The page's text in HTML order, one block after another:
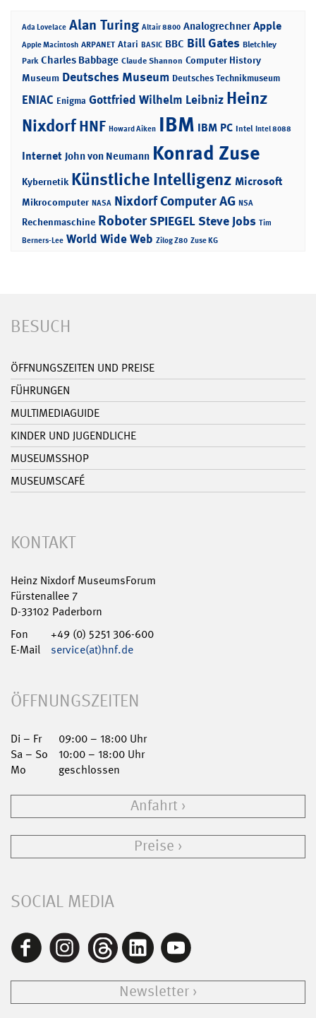
Ada Lovelace Alan Turing Altair 8800 Analogrechner Apple
Apple Macintosh ARPANET Atari BASIC BBC Bill Gates Bletchley
Park Charles Babbage Claude Shannon Computer History
Museum Deutsches Museum Deutsches Technikmuseum
ENIAC Enigma Gottfried Wilhelm Leibniz Heinz
NixdorfHNF Howard Aiken IBM IBM PC Intel Intel 8088
Internet John von Neumann Konrad Zuse
Kybernetik Künstliche Intelligenz Microsoft
Mikrocomputer NASA Nixdorf Computer AG NSA
Rechenmaschine RoboterSPIEGELSteve Jobs Tim
Berners-Lee World Wide Web Zilog Z80 Zuse KG
BESUCH
ÖFFNUNGSZEITEN UND PREISE
FÜHRUNGEN
MULTIMEDIAGUIDE
KINDER UND JUGENDLICHE
MUSEUMSSHOP
MUSEUMSCAFÉ
KONTAKT
Heinz Nixdorf MuseumsForum
Fürstenallee 7
D-33102 Paderborn
Fon
+49 (0) 5251 306-600
E-Mail
service(at)hnf.de
ÖFFNUNGSZEITEN
Di – Fr
09:00 – 18:00 Uhr
Sa – So
10:00 – 18:00 Uhr
Mo
geschlossen
Anfahrt
Preise
SOCIAL MEDIA
Newsletter